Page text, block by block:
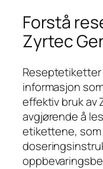
Forstå
Zyrtec
informasjon
effektiv bruk av
avgjørende å
etikettene, som